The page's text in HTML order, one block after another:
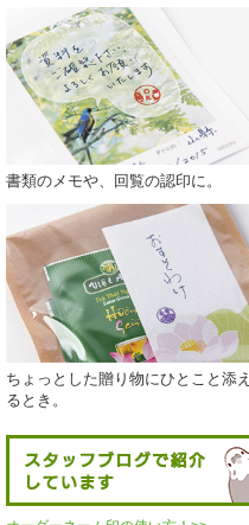
書類のメモや、回覧の認印に。
ちょっとした贈り物にひとこと添え
るとき。